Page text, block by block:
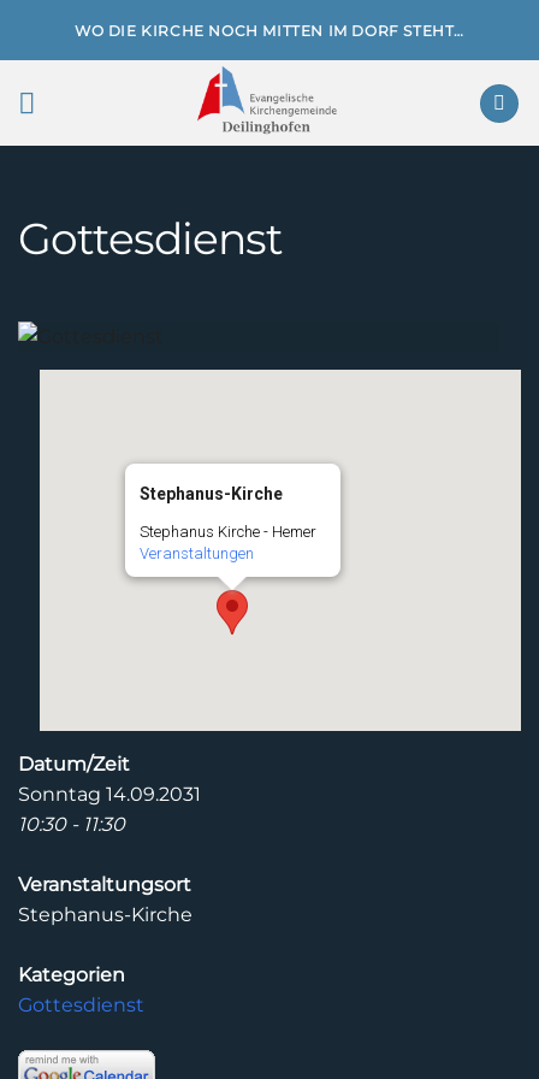
WO DIE KIRCHE NOCH MITTEN IM DORF STEHT…
Gottesdienst
Stephanus-Kirche
Stephanus Kirche - Hemer
Veranstaltungen
Datum/Zeit
Sonntag 14.09.2031
10:30 - 11:30
Veranstaltungsort
Stephanus-Kirche
Kategorien
Gottesdienst